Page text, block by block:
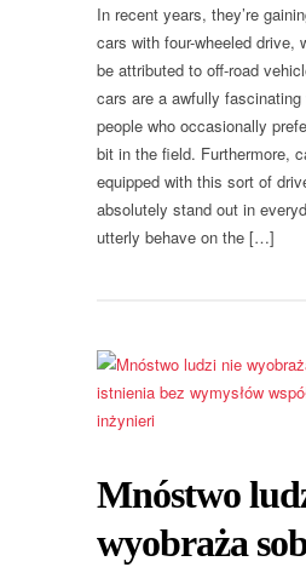
In recent years, they’re
cars with four-wheeled drive,
be attributed to off-road
cars are a awfully
people who occasionally
bit in the field. Furthermore,
equipped with this sort of
absolutely stand out in
utterly behave on the […]
Mnóstwo
wyobraża